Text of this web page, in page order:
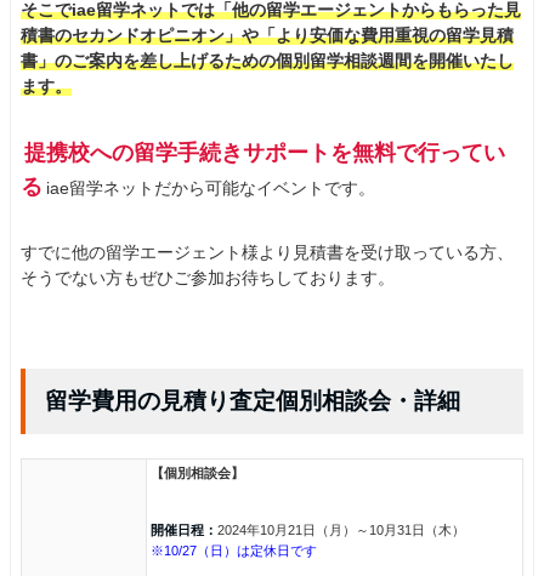
そこでiae留学ネットでは「他の留学エージェントからもらった見
積書のセカンドオピニオン」や「より安価な費用重視の留学見積
書」のご案内を差し上げるための個別留学相談週間を開催いたし
ます。
提携校への留学手続きサポートを無料で行ってい
る iae留学ネットだから可能なイベントです。
すでに他の留学エージェント様より見積書を受け取っている方、
そうでない方もぜひご参加お待ちしております。
留学費用の見積り査定個別相談会・詳細
【個別相談会】
開催日程： 2024年10月21日（月）～10月31日（木）
※10/27（日）は定休日です